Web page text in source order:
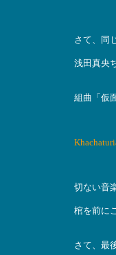
さて、同
浅田真央
組曲「仮
切ない音
棺を前に
さて、最